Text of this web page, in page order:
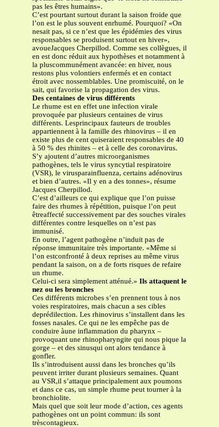
pas les êtres humains».
C’est pourtant surtout durant la saison froide que
l’on est le plus souvent enrhumé. Pourquoi? «On
nesait pas, si ce n’est que les épidémies des virus
responsables se produisent surtout en hiver»,
avoueJacques Cherpillod. Comme ses collègues, il
en est donc réduit aux hypothèses et notamment à
la pluscommunément avancée: en hiver, nous
restons plus volontiers enfermés et en contact
étroit avec nossemblables. Une promiscuité, on le
sait, qui favorise la propagation des virus.
Des centaines de virus différents
Le rhume est en effet une infection virale
provoquée par plusieurs centaines de virus
différents. Lesprincipaux fauteurs de troubles
appartiennent à la famille des rhinovirus – il en
existe plus de cent quiseraient responsables de 40
à 50 % des rhinites – et à celle des coronavirus.
S’y ajoutent d’autres microorganismes
pathogènes, tels le virus syncytial respiratoire
(VSR), le virusparainfluenza, certains adénovirus
et bien d’autres. «Il y en a des tonnes», résume
Jacques Cherpillod.
C’est d’ailleurs ce qui explique que l’on puisse
faire des rhumes à répétition, puisque l’on peut
êtreaffecté successivement par des souches virales
différentes contre lesquelles on n’est pas
immunisé.
En outre, l’agent pathogène n’induit pas de
réponse immunitaire très importante. «Même si
l’on estconfronté à deux reprises au même virus
pendant la saison, on a de forts risques de refaire
un rhume.
Celui-ci sera simplement atténué.» Ils attaquent le
nez ou les bronches
Ces différents microbes s’en prennent tous à nos
voies respiratoires, mais chacun a ses cibles
deprédilection. Les rhinovirus s’installent dans les
fosses nasales. Ce qui ne les empêche pas de
conduire àune inflammation du pharynx –
provoquant une rhinopharyngite qui nous pique la
gorge – et des sinusqui ont alors tendance à
gonfler.
Ils s’introduisent aussi dans les bronches qu’ils
peuvent irriter durant plusieurs semaines. Quant
au VSR,il s’attaque principalement aux poumons
et dans ce cas, un simple rhume peut tourner à la
bronchiolite.
Mais quel que soit leur mode d’action, ces agents
pathogènes ont un point commun: ils sont
trèscontagieux.